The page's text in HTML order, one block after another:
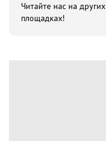
Читайте нас на других
площадках!